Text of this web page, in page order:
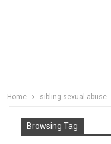
Home sibling sexual abuse
Browsing Tag